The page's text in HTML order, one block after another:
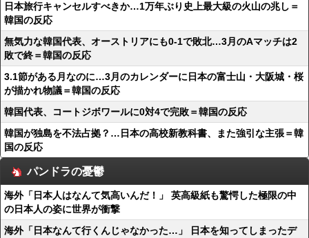
日本旅行キャンセルすべきか…1万年ぶり史上最大級の火山の兆し＝
韓国の反応
無気力な韓国代表、オーストリアにも0-1で敗北…3月のAマッチは2
敗で終＝韓国の反応
3.1節がある月なのに…3月のカレンダーに日本の富士山・大阪城・桜
が描かれ物議＝韓国の反応
韓国代表、コートジボワールに0対4で完敗＝韓国の反応
韓国が独島を不法占拠？…日本の高校新教科書、また強引な主張＝韓
国の反応
パンドラの憂鬱
海外「日本人はなんて気高いんだ！」 英高級紙も驚愕した極限の中
の日本人の姿に世界が衝撃
海外「日本なんて行くんじゃなかった…」 日本を知ってしまったデ